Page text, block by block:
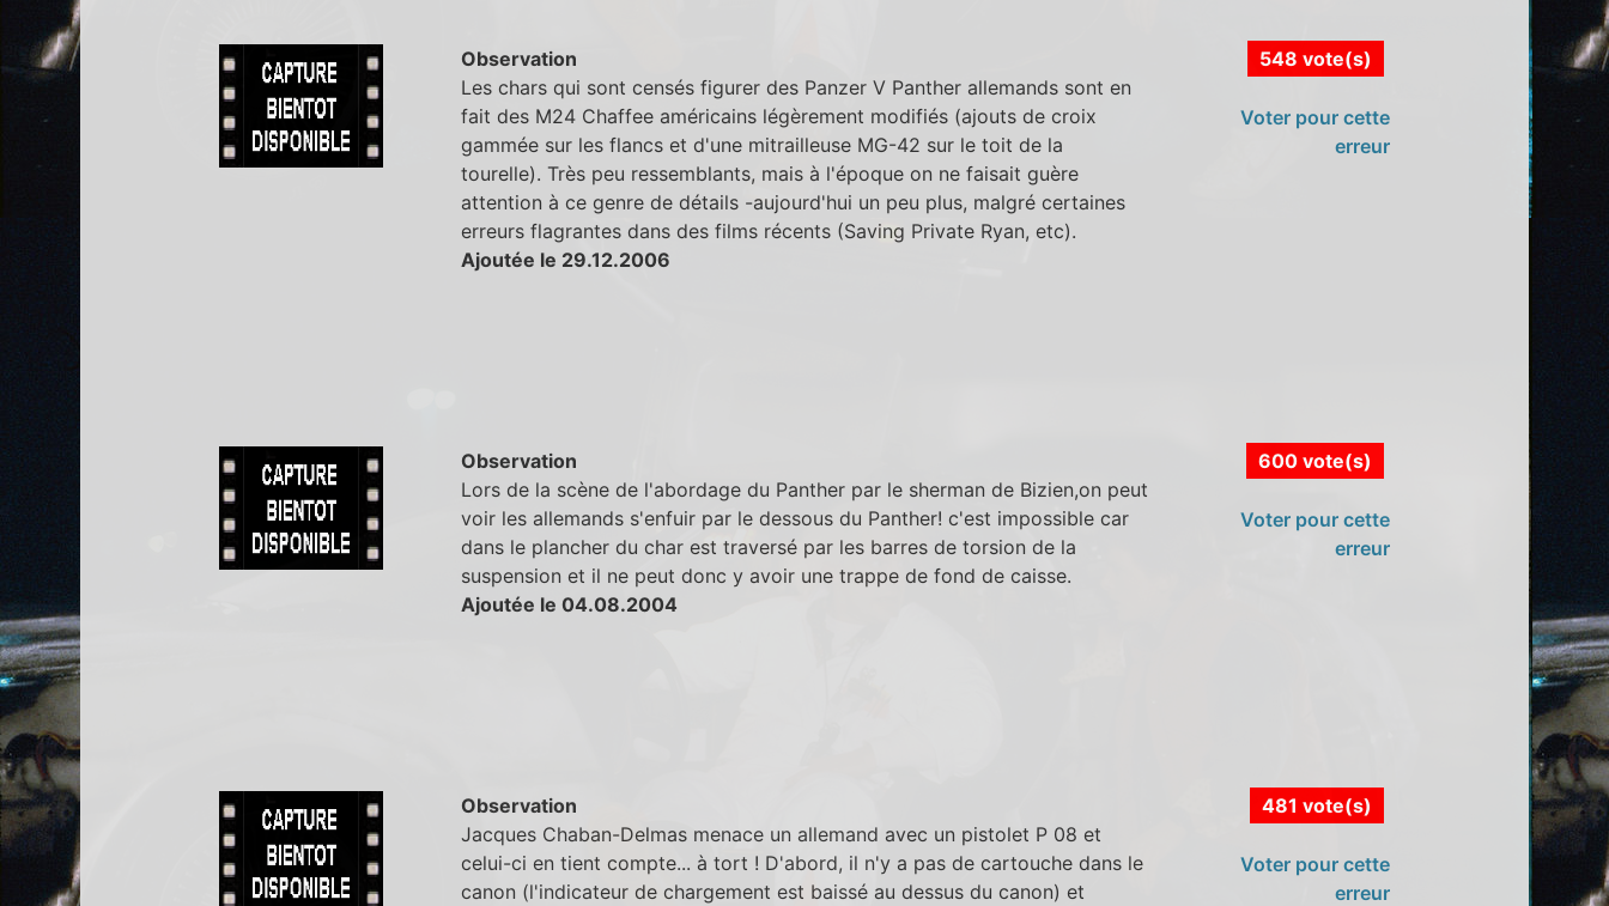
Observation
Les chars qui sont censés figurer des Panzer V Panther allemands sont en
fait des M24 Chaffee américains légèrement modifiés (ajouts de croix
gammée sur les flancs et d'une mitrailleuse MG-42 sur le toit de la
tourelle). Très peu ressemblants, mais à l'époque on ne faisait guère
attention à ce genre de détails -aujourd'hui un peu plus, malgré certaines
erreurs flagrantes dans des films récents (Saving Private Ryan, etc).
Ajoutée le 29.12.2006
548 vote(s)
Voter pour cette
erreur
Observation
Lors de la scène de l'abordage du Panther par le sherman de Bizien,on peut
voir les allemands s'enfuir par le dessous du Panther! c'est impossible car
dans le plancher du char est traversé par les barres de torsion de la
suspension et il ne peut donc y avoir une trappe de fond de caisse.
Ajoutée le 04.08.2004
600 vote(s)
Voter pour cette
erreur
Observation
Jacques Chaban-Delmas menace un allemand avec un pistolet P 08 et
celui-ci en tient compte... à tort ! D'abord, il n'y a pas de cartouche dans le
canon (l'indicateur de chargement est baissé au dessus du canon) et
481 vote(s)
Voter pour cette
erreur